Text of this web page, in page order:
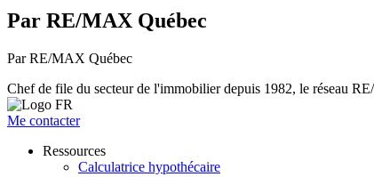
Par RE/MAX Québec
Par RE/MAX Québec
Chef de file du secteur de l'immobilier depuis 1982, le réseau
Me contacter
Ressources
Calculatrice hypothécaire